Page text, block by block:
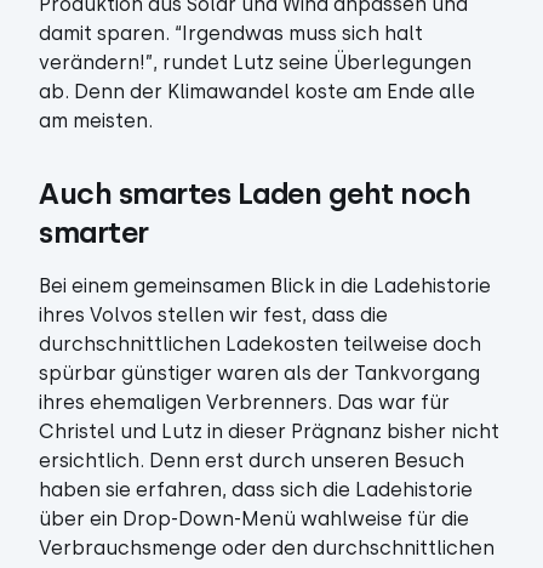
damit sparen. “Irgendwas muss sich halt
verändern!”, rundet Lutz seine Überlegungen
ab. Denn der Klimawandel koste am Ende alle
am meisten.
Auch smartes Laden geht noch
smarter
Bei einem gemeinsamen Blick in die Ladehistorie
ihres Volvos stellen wir fest, dass die
durchschnittlichen Ladekosten teilweise doch
spürbar günstiger waren als der Tankvorgang
ihres ehemaligen Verbrenners. Das war für
Christel und Lutz in dieser Prägnanz bisher nicht
ersichtlich. Denn erst durch unseren Besuch
haben sie erfahren, dass sich die Ladehistorie
über ein Drop-Down-Menü wahlweise für die
Verbrauchsmenge oder den durchschnittlichen